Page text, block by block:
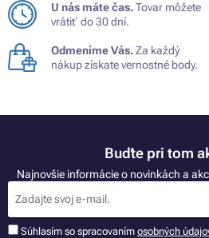
U nás máte čas.Tovar môžete
vrátiť do 30 dní.
Odmeníme Vás.Za každý
nákup získate vernostné body.
Buďte pri tom
Najnovšie informácie o novinkách a
Súhlasím so spracovaním osobných